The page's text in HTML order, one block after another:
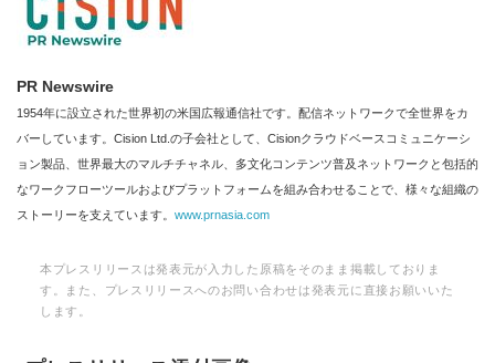
PR Newswire
1954年に設立された世界初の米国広報通信社です。配信ネットワークで全世界をカ
バーしています。Cision Ltd.の子会社として、Cisionクラウドベースコミュニケーシ
ョン製品、世界最大のマルチチャネル、多文化コンテンツ普及ネットワークと包括的
なワークフローツールおよびプラットフォームを組み合わせることで、様々な組織の
ストーリーを支えています。 www.prnasia.com
本プレスリリースは発表元が入力した原稿をそのまま掲載しておりま
す。また、プレスリリースへのお問い合わせは発表元に直接お願いいた
します。